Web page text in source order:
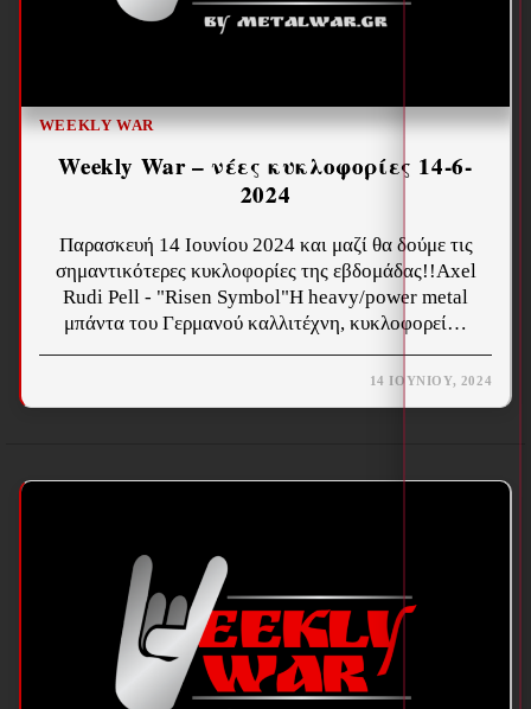
WEEKLY WAR
Weekly War – νέες κυκλοφορίες 14-6-
2024
Παρασκευή 14 Ιουνίου 2024 και μαζί θα δούμε τις
σημαντικότερες κυκλοφορίες της εβδομάδας!!Axel
Rudi Pell - "Risen Symbol"Η heavy/power metal
μπάντα του Γερμανού καλλιτέχνη, κυκλοφορεί…
14 ΙΟΥΝΊΟΥ, 2024